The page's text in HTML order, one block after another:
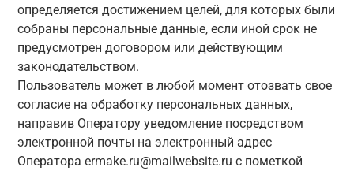
определяется достижением целей, для которых были
собраны персональные данные, если иной срок не
предусмотрен договором или действующим
законодательством.
Пользователь может в любой момент отозвать свое
согласие на обработку персональных данных,
направив Оператору уведомление посредством
электронной почты на электронный адрес
Оператора ermake.ru@mailwebsite.ru с пометкой